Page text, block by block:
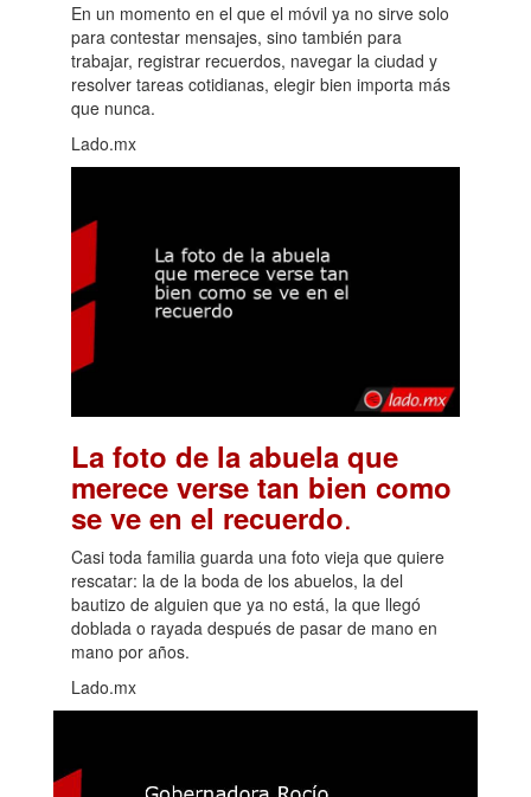
En un momento en el que el móvil ya no sirve solo
para contestar mensajes, sino también para
trabajar, registrar recuerdos, navegar la ciudad y
resolver tareas cotidianas, elegir bien importa más
que nunca.
Lado.mx
La foto de la abuela que
merece verse tan bien como
se ve en el recuerdo.
Casi toda familia guarda una foto vieja que quiere
rescatar: la de la boda de los abuelos, la del
bautizo de alguien que ya no está, la que llegó
doblada o rayada después de pasar de mano en
mano por años.
Lado.mx